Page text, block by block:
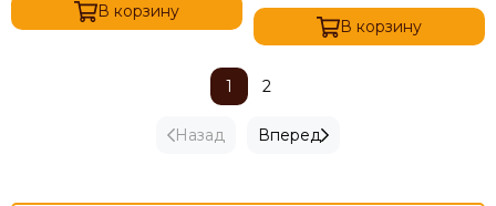
В корзину
В корзину
Назад
1 2
Вперед